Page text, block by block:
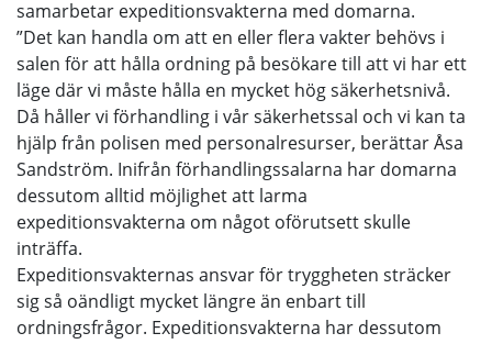
samarbetar expeditionsvakterna med domarna.
”Det kan handla om att en eller flera vakter behövs i
salen för att hålla ordning på besökare till att vi har ett
läge där vi måste hålla en mycket hög säkerhetsnivå.
Då håller vi förhandling i vår säkerhetssal och vi kan ta
hjälp från polisen med personalresurser, berättar Åsa
Sandström. Inifrån förhandlingssalarna har domarna
dessutom alltid möjlighet att larma
expeditionsvakterna om något oförutsett skulle
inträffa.
Expeditionsvakternas ansvar för tryggheten sträcker
sig så oändligt mycket längre än enbart till
ordningsfrågor. Expeditionsvakterna har dessutom